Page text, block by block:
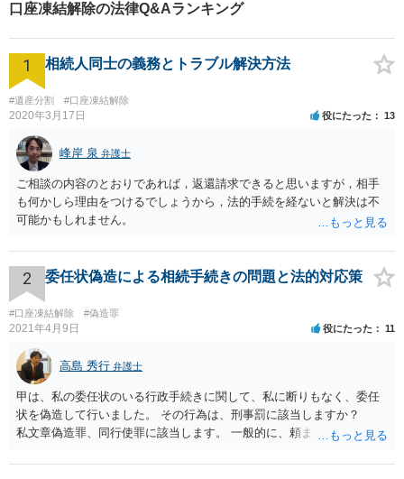
口座凍結解除の法律Q&Aランキング
1 相続人同士の義務とトラブル解決方法
#遺産分割 #口座凍結解除
2020年3月17日 役にたった 13
峰岸 泉 弁護士
ご相談の内容のとおりであれば，返還請求できると思いますが，相手
も何かしら理由をつけるでしょうから，法的手続を経ないと解決は不
可能かもしれません。
2 委任状偽造による相続手続きの問題と法的対応策
#口座凍結解除 #偽造罪
2021年4月9日 役にたった 11
高島 秀行 弁護士
甲は、私の委任状のいる行政手続きに関して、私に断りもなく、委任
状を偽造して行いました。 その行為は、刑事罰に該当しますか？
私文章偽造罪、同行使罪に該当します。 一般的に、頼まれた（委任さ
か？ 委任状を偽造して使用することはまでは依頼の範囲ではない